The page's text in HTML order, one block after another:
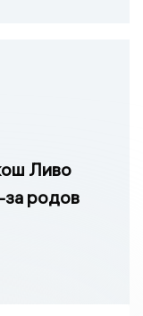
Ливо
за родов